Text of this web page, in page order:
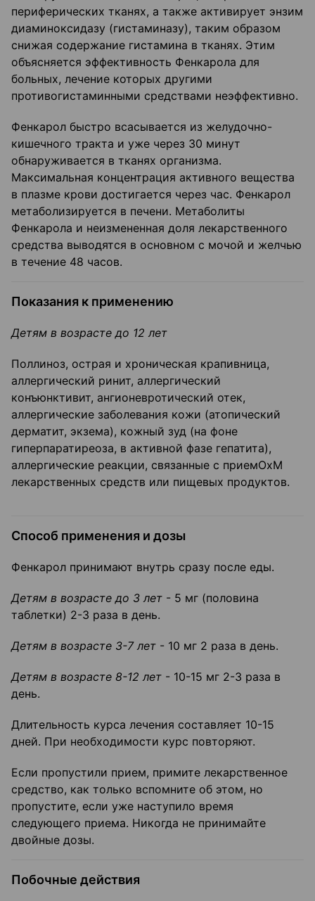
периферических тканях, а также активирует энзим
диаминоксидазу (гистаминазу), таким образом
снижая содержание гистамина в тканях. Этим
объясняется эффективность Фенкарола для
больных, лечение которых другими
противогистаминными средствами неэффективно.
Фенкарол быстро всасывается из желудочно-
кишечного тракта и уже через 30 минут
обнаруживается в тканях организма.
Максимальная концентрация активного вещества
в плазме крови достигается через час. Фенкарол
метаболизируется в печени. Метаболиты
Фенкарола и неизмененная доля лекарственного
средства выводятся в основном с мочой и желчью
в течение 48 часов.
Показания к применению
Детям в возрасте до 12 лет
Поллиноз, острая и хроническая крапивница,
аллергический ринит, аллергический
конъюнктивит, ангионевротический отек,
аллергические заболевания кожи (атопический
дерматит, экзема), кожный зуд (на фоне
гиперпаратиреоза, в активной фазе гепатита),
аллергические реакции, связанные с приемОхМ
лекарственных средств или пищевых продуктов.
Способ применения и дозы
Фенкарол принимают внутрь сразу после еды.
Детям в возрасте до 3 лет - 5 мг (половина
таблетки) 2-3 раза в день.
Детям в возрасте 3-7 лет - 10 мг 2 раза в день.
Детям в возрасте 8-12 лет - 10-15 мг 2-3 раза в
день.
Длительность курса лечения составляет 10-15
дней. При необходимости курс повторяют.
Если пропустили прием, примите лекарственное
средство, как только вспомните об этом, но
пропустите, если уже наступило время
следующего приема. Никогда не принимайте
двойные дозы.
Побочные действия